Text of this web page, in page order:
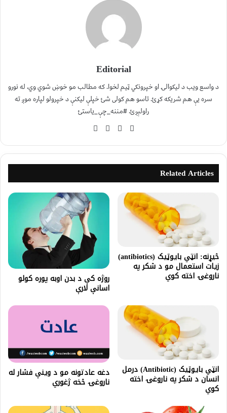
Editorial
د واسع ویب د لیکوالۍ او خپرونکي ټیم لخوا. که مطالب مو خوښ شوي وي، له نورو
سره یې هم شریکه کړئ. تاسو هم کولی شئ خپلې لیکنې د خپرولو لپاره موږ ته
راولېږئ. #مننه_چې_یاستئ
Related Articles
څیړنه: انټي بایوټیک (antibiotics)
زیات استعمال مو د شکر په
ناروغۍ اخته کوي روژه کې د بدن اوبه پوره کولو
اسانې لارې
انټي بایوټیک (Antibiotic) درمل
انسان د شکر په ناروغۍ اخته
کوي
دغه عادتونه مو د وینې فشار له
ناروغۍ څخه ژغوري